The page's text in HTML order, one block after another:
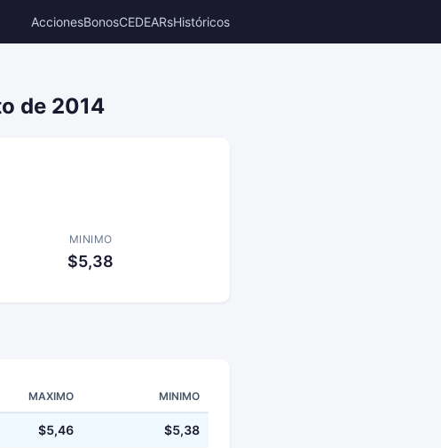
AccionesBonosCEDEARsHistóricos
de 2014
MINIMO
$5,38
MAXIMO MINIMO
$5,46 $5,38